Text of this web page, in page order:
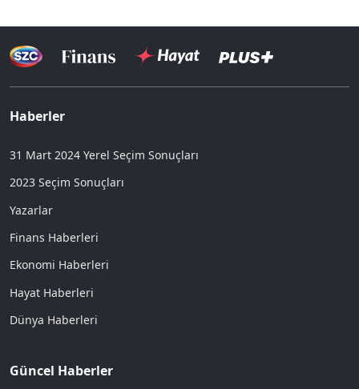
Haberler
31 Mart 2024 Yerel Seçim Sonuçları
2023 Seçim Sonuçları
Yazarlar
Finans Haberleri
Ekonomi Haberleri
Hayat Haberleri
Dünya Haberleri
Güncel Haberler